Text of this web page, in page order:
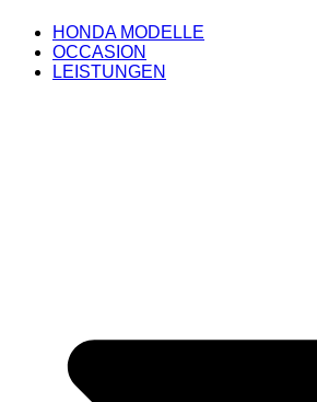
HONDA MODELLE
OCCASION
LEISTUNGEN